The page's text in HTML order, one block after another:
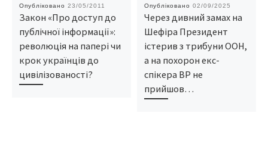
Опубліковано 23/05/2011
Закон «Про доступ до
публічної інформації»:
революція на папері чи
крок українців до
цивілізованості?
Опубліковано 02/09/2025
Через дивний замах на
Шефіра Президент
істерив з трибуни ООН,
а на похорон екс-
спікера ВР не
прийшов…